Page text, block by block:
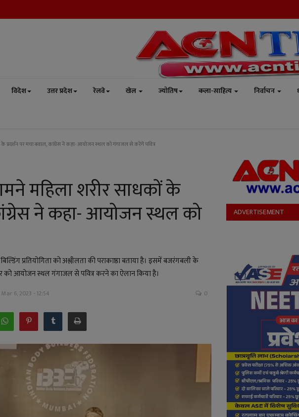
विदेश उत्तर प्रदेश रेलवे खेल ज्योतिष कला-साहित्य निर्वाचन
प्रदर्शन पर मचा बवाल, कांग्रेस ने कहा- आयोजन स्थल को गंगाजल से करेंगे पवित्र
महिला शरीर साधकों के
ने कहा- आयोजन स्थल को
प्रतियोगिता को अश्लीलता की पराकाष्ठा बताया है। इसमें बजरंगबली के
को आयोजन स्थल गंगाजल से पवित्र करने का ऐलान किया है।
6, 2023 - 12:54 0
ADVERTISEMENT